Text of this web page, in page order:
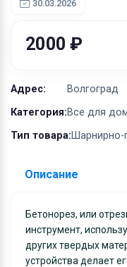
30.03.2026
2000 ₽
Адрес:
Волгоград
Категория:Все для
Тип товара:Шарнирно-
Описание
Бетонорез, или отрезная машина, – это универсальный
инструмент,
других твердых
устройства делает